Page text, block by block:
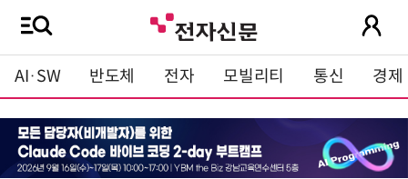
AI·SW 반도체 전자 모빌리티 통신 경제